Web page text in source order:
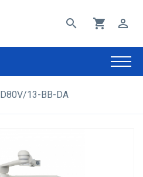
search shopping_cart perm_identity
D80V/13-BB-DA